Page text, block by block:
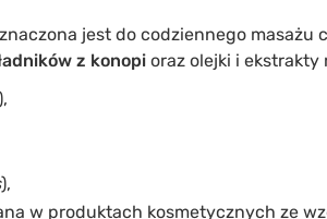
jest do codziennego masażu
z konopioraz olejki i ekstrakty
),
w produktach kosmetycznych ze